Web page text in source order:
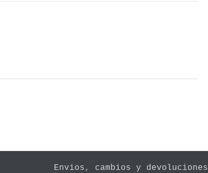
Envios, cambios y devoluciones